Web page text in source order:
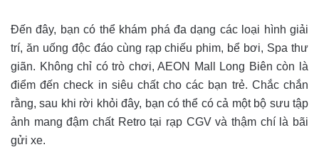
Đến đây, bạn có thể khám phá đa dạng các loại hình giải
trí, ăn uống độc đáo cùng rạp chiếu phim, bể bơi, Spa thư
giãn. Không chỉ có trò chơi, AEON Mall Long Biên còn là
điểm đến check in siêu chất cho các bạn trẻ. Chắc chắn
rằng, sau khi rời khỏi đây, bạn có thể có cả một bộ sưu tập
ảnh mang đậm chất Retro tại rạp CGV và thậm chí là bãi
gửi xe.